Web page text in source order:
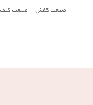
صنعت کفش – صنعت کیف